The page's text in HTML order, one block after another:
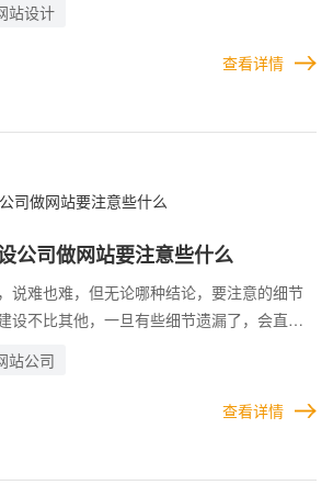
的网站首页、企业介绍、产品/服务信息，让
的业务范围。 客户可以随时通过网站了解企
站设计
查看详情
公司做网站要注意些什么
说难也难，但无论哪种结论，要注意的细节
设不比其他，一旦有些细节遗漏了，会直接
说，选网站公司就是一个非常值得重视的任
的建站公司都是专业的，都是认真负责的。
里不至于掉队。要知道网站每改版一次，对
站公司
查看详情